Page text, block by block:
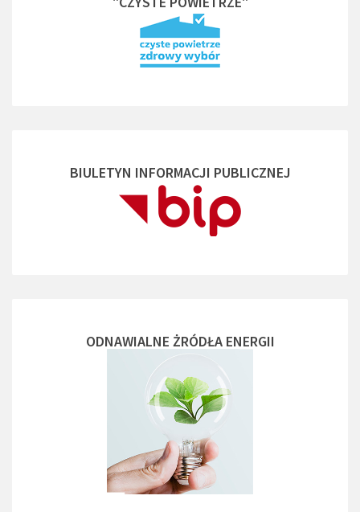
BIULETYN INFORMACJI PUBLICZNEJ
ODNAWIALNE ŻRÓDŁA ENERGII